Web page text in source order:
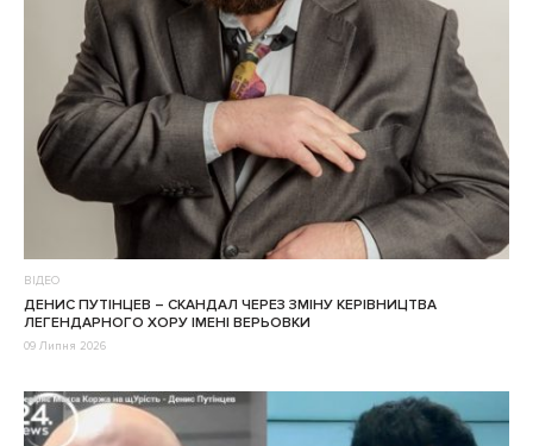
ВІДЕО
ДЕНИС ПУТІНЦЕВ – CКАНДАЛ ЧЕРЕЗ ЗМІНУ КЕРІВНИЦТВА
ЛЕГЕНДАРНОГО ХОРУ ІМЕНІ ВЕРЬОВКИ
09 Липня 2026